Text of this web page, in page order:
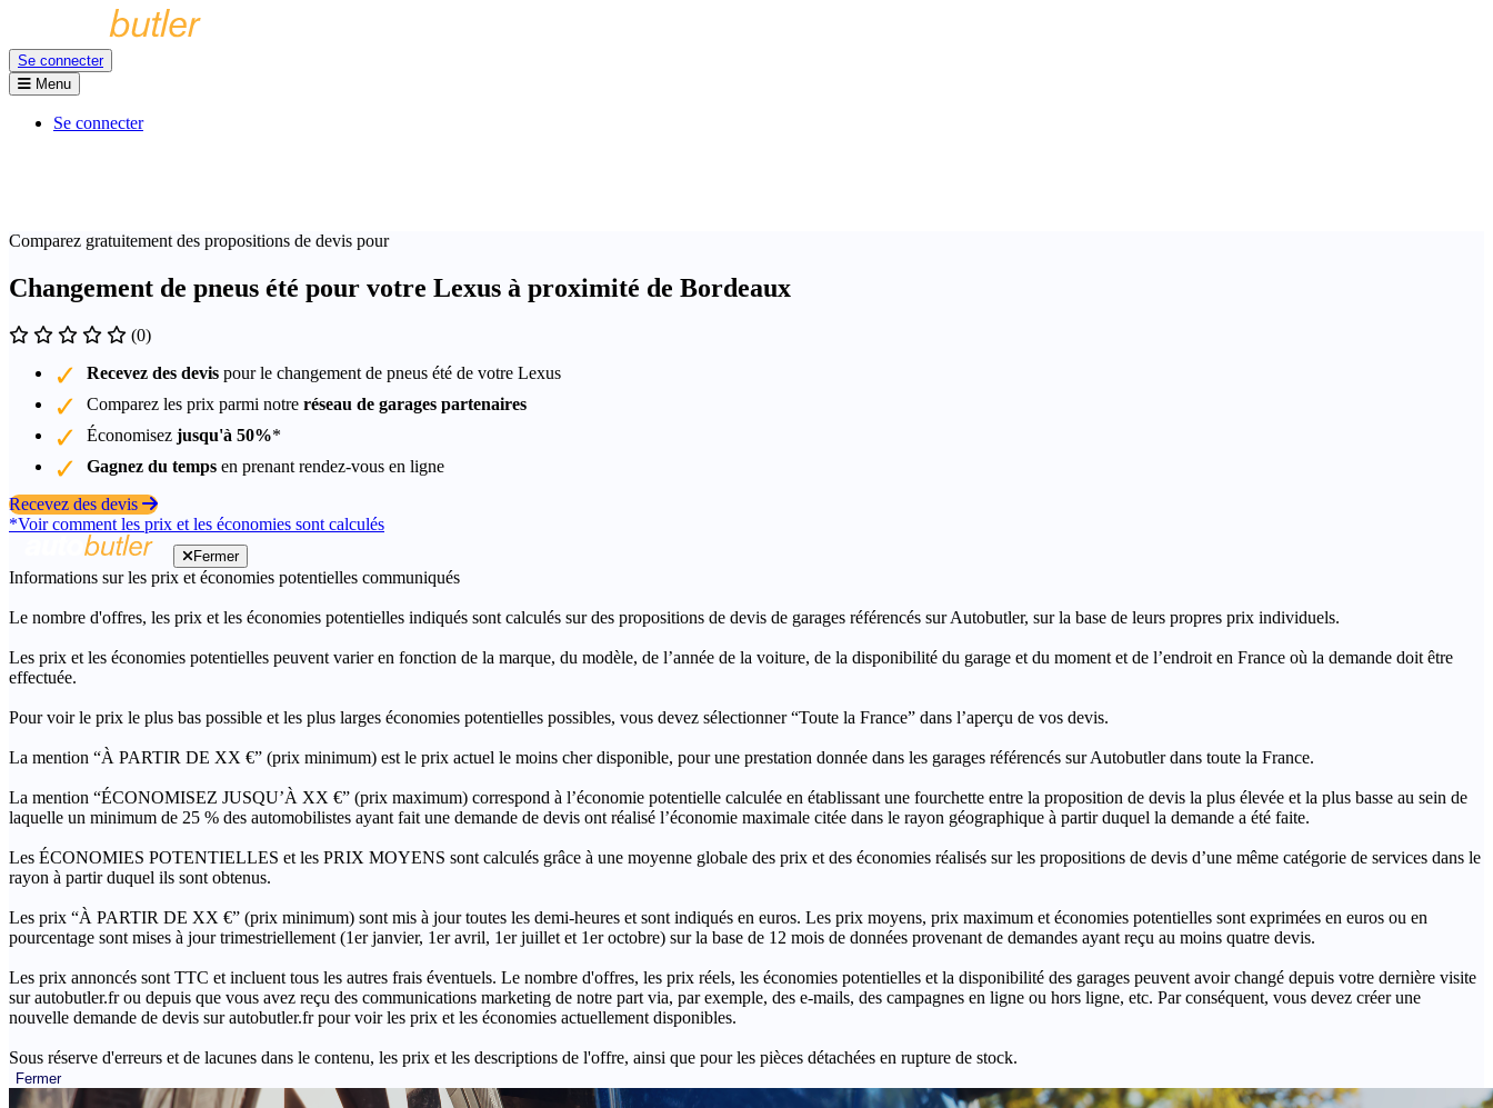
Se connecter
Menu
Se connecter
Comparez gratuitement des propositions de devis pour
Changement de pneus été pour votre Lexus à proximité de Bordeaux
(0)
Recevez des devis pour le changement de pneus été de votre Lexus
Comparez les prix parmi notre réseau de garages partenaires
Économisez jusqu'à 50%*
Gagnez du temps en prenant rendez-vous en ligne
Recevez des devis
*Voir comment les prix et les économies sont calculés
Fermer
Informations sur les prix et économies potentielles communiqués
Le nombre d'offres, les prix et les économies potentielles indiqués sont calculés sur des propositions de devis de garages référencés sur Autobutler, sur la base de leurs propres prix individuels.
Les prix et les économies potentielles peuvent varier en fonction de la marque, du modèle, de l’année de la voiture, de la disponibilité du garage et du moment et de l’endroit en France où la demande doit être
effectuée.
Pour voir le prix le plus bas possible et les plus larges économies potentielles possibles, vous devez sélectionner “Toute la France” dans l’aperçu de vos devis.
La mention “À PARTIR DE XX €” (prix minimum) est le prix actuel le moins cher disponible, pour une prestation donnée dans les garages référencés sur Autobutler dans toute la France.
La mention “ÉCONOMISEZ JUSQU’À XX €” (prix maximum) correspond à l’économie potentielle calculée en établissant une fourchette entre la proposition de devis la plus élevée et la plus basse au sein de
laquelle un minimum de 25 % des automobilistes ayant fait une demande de devis ont réalisé l’économie maximale citée dans le rayon géographique à partir duquel la demande a été faite.
Les ÉCONOMIES POTENTIELLES et les PRIX MOYENS sont calculés grâce à une moyenne globale des prix et des économies réalisés sur les propositions de devis d’une même catégorie de services dans le
rayon à partir duquel ils sont obtenus.
Les prix “À PARTIR DE XX €” (prix minimum) sont mis à jour toutes les demi-heures et sont indiqués en euros. Les prix moyens, prix maximum et économies potentielles sont exprimées en euros ou en
pourcentage sont mises à jour trimestriellement (1er janvier, 1er avril, 1er juillet et 1er octobre) sur la base de 12 mois de données provenant de demandes ayant reçu au moins quatre devis.
Les prix annoncés sont TTC et incluent tous les autres frais éventuels. Le nombre d'offres, les prix réels, les économies potentielles et la disponibilité des garages peuvent avoir changé depuis votre dernière visite
sur autobutler.fr ou depuis que vous avez reçu des communications marketing de notre part via, par exemple, des e-mails, des campagnes en ligne ou hors ligne, etc. Par conséquent, vous devez créer une
nouvelle demande de devis sur autobutler.fr pour voir les prix et les économies actuellement disponibles.
Sous réserve d'erreurs et de lacunes dans le contenu, les prix et les descriptions de l'offre, ainsi que pour les pièces détachées en rupture de stock.
Fermer